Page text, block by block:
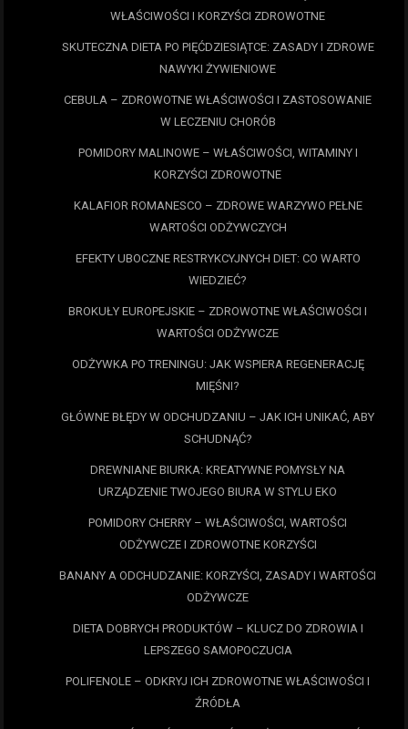
WŁAŚCIWOŚCI I KORZYŚCI ZDROWOTNE
SKUTECZNA DIETA PO PIĘĆDZIESIĄTCE: ZASADY I ZDROWE
NAWYKI ŻYWIENIOWE
CEBULA – ZDROWOTNE WŁAŚCIWOŚCI I ZASTOSOWANIE
W LECZENIU CHORÓB
POMIDORY MALINOWE – WŁAŚCIWOŚCI, WITAMINY I
KORZYŚCI ZDROWOTNE
KALAFIOR ROMANESCO – ZDROWE WARZYWO PEŁNE
WARTOŚCI ODŻYWCZYCH
EFEKTY UBOCZNE RESTRYKCYJNYCH DIET: CO WARTO
WIEDZIEĆ?
BROKUŁY EUROPEJSKIE – ZDROWOTNE WŁAŚCIWOŚCI I
WARTOŚCI ODŻYWCZE
ODŻYWKA PO TRENINGU: JAK WSPIERA REGENERACJĘ
MIĘŚNI?
GŁÓWNE BŁĘDY W ODCHUDZANIU – JAK ICH UNIKAĆ, ABY
SCHUDNĄĆ?
DREWNIANE BIURKA: KREATYWNE POMYSŁY NA
URZĄDZENIE TWOJEGO BIURA W STYLU EKO
POMIDORY CHERRY – WŁAŚCIWOŚCI, WARTOŚCI
ODŻYWCZE I ZDROWOTNE KORZYŚCI
BANANY A ODCHUDZANIE: KORZYŚCI, ZASADY I WARTOŚCI
ODŻYWCZE
DIETA DOBRYCH PRODUKTÓW – KLUCZ DO ZDROWIA I
LEPSZEGO SAMOPOCZUCIA
POLIFENOLE – ODKRYJ ICH ZDROWOTNE WŁAŚCIWOŚCI I
ŹRÓDŁA